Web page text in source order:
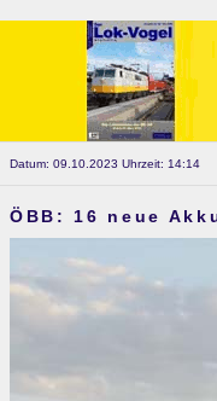
Datum: 09.10.2023 Uhrzeit: 14:14
ÖBB: 16 neue